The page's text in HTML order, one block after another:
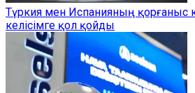
Түркия мен Испанияның қорғаныс
келісімге қол қойды